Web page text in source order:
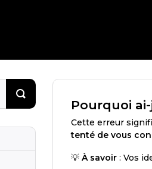
Pourquoi
Cette erreur
tenté de vous
💡 À savoir: Vos